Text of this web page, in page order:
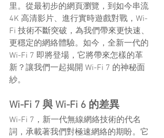
里。從最初步的網頁瀏覽，到如今串流
4K 高清影片、進行實時遊戲對戰，Wi-
Fi 技術不斷突破，為我們帶來更快速、
更穩定的網絡體驗。如今，全新一代的
Wi-Fi 7 即將登場，它將帶來怎樣的革
新？讓我們一起揭開 Wi-Fi 7 的神秘面
紗。
Wi-Fi 7 與 Wi-Fi 6 的差異
Wi-Fi 7，新一代無線網絡技術的代名
詞，承載著我們對極速網絡的期盼。它